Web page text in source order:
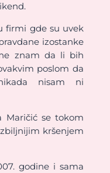
firmi gde su uvek
izostanke
znam da li bih
poslom da
nisam ni
Maričić se tokom
kršenjem
godine i sama